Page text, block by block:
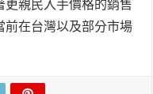
更親民入手價格的銷售
前在台灣以及部分市場